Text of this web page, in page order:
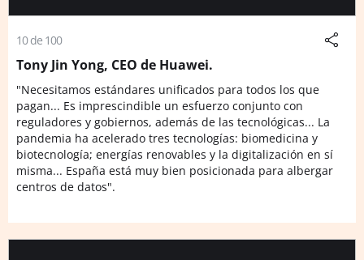
10 de 100
Tony Jin Yong, CEO de Huawei.
"Necesitamos estándares unificados para todos los que
pagan... Es imprescindible un esfuerzo conjunto con
reguladores y gobiernos, además de las tecnológicas... La
pandemia ha acelerado tres tecnologías: biomedicina y
biotecnología; energías renovables y la digitalización en sí
misma... España está muy bien posicionada para albergar
centros de datos".